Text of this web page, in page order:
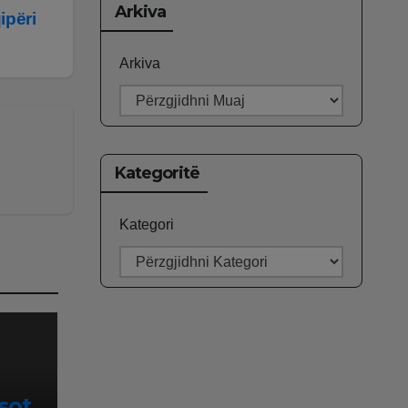
Arkiva
Arkiva
Kategoritë
Kategori